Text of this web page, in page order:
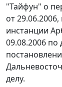
"Тайфун" о
от
инстанции
09.08.2006 по
делу.